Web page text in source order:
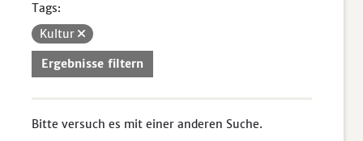
Tags:
Kultur
Ergebnisse filtern
Bitte versuch es mit einer anderen Suche.